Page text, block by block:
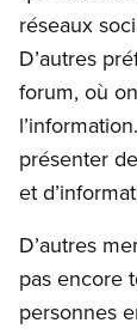
réseaux
D’autres
forum, où
présenter
et
D’autres
pas encore
personnes